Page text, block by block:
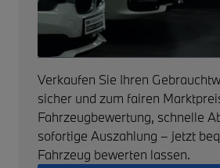
Verkaufen Sie Ihren
sicher und zum fairen
Fahrzeugbewertung, schnelle
sofortige Auszahlung – jetzt
Fahrzeug bewerten lassen.